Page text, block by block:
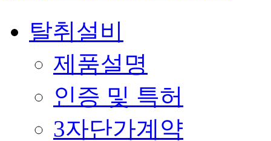
탈취설비
제품설명
인증 및 특허
3자단가계약